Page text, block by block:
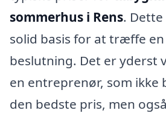
sommerhus i Rens.
solid basis for at træffe
beslutning. Det er yderst
en entreprenør, som ikke
den bedste pris, men